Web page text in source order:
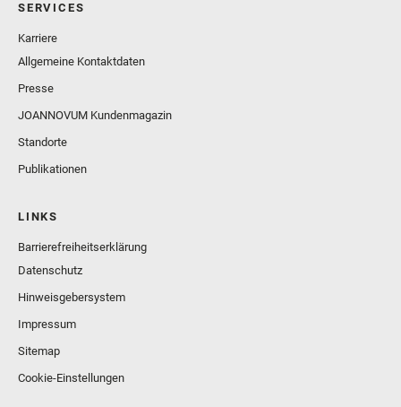
SERVICES
Karriere
Allgemeine Kontaktdaten
Presse
JOANNOVUM Kundenmagazin
Standorte
Publikationen
LINKS
Barrierefreiheitserklärung
Datenschutz
Hinweisgebersystem
Impressum
Sitemap
Cookie-Einstellungen